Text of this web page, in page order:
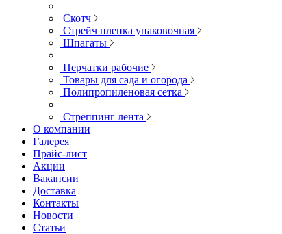
Скотч
Стрейч пленка упаковочная
Шпагаты
Перчатки рабочие
Товары для сада и огорода
Полипропиленовая сетка
Стреппинг лента
О компании
Галерея
Прайс-лист
Акции
Вакансии
Доставка
Контакты
Новости
Статьи